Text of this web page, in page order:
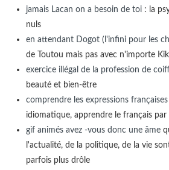
jamais Lacan on a besoin de toi: la
nuls
en attendant Dogot (l'infini pour les
de Toutou mais pas avec n'importe
exercice illégal de la profession de
beauté et bien-être
comprendre les expressions françaises
idiomatique, apprendre le français par
gif animés avez -vous donc une âme
l'actualité, de la politique, de la vie
parfois plus drôle